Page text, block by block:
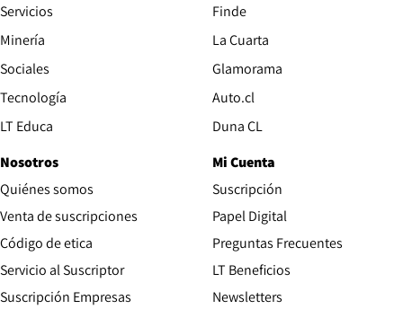
Servicios
Minería
Sociales
Tecnología
LT Educa
Finde
La Cuarta
Glamorama
Auto.cl
Duna CL
Nosotros
Quiénes somos
Venta de suscripciones
Código de etica Opens in new window
Servicio al Suscriptor
Suscripción Empresas
Mi Cuenta
Suscripción
Papel Digital
Preguntas Frecuentes
LT Beneficios
Newsletters